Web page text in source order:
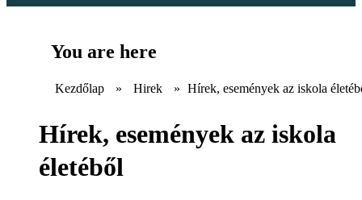
You are here
Kezdőlap » Hirek » Hírek, események az iskola
Hírek, események az iskola
életéből